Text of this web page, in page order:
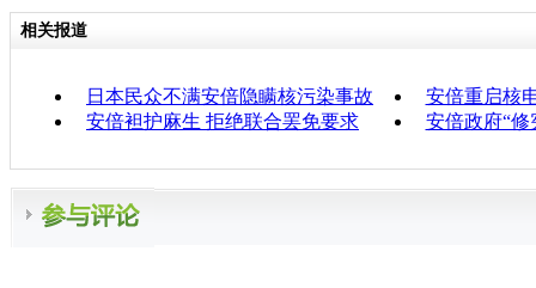
相关报道
日本民众不满安倍隐瞒核污染事故
安倍重启核
安倍袒护麻生 拒绝联合罢免要求
安倍政府“修